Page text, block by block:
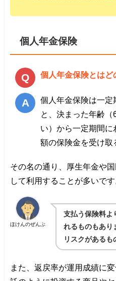
個人年金保険
個人年金保険とはど
個人年金保険は一定
と、決まった年齢
い）から一定期間に
額の保険金を受け取
その名の通り、厚生年金や
して利用することが多いです
ほけんのぜんぶ
支払う保険料よ
れるものもあり
リスクがあるも
また、返戻率が運用成績に